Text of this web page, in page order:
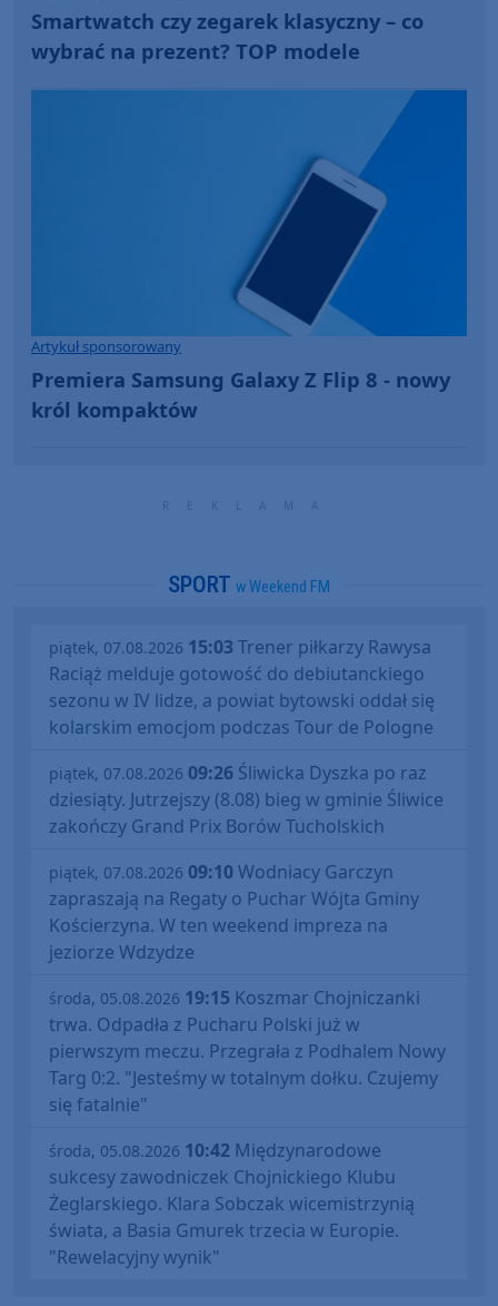
Smartwatch czy zegarek klasyczny – co
wybrać na prezent? TOP modele
Artykuł sponsorowany
Premiera Samsung Galaxy Z Flip 8 - nowy
król kompaktów
SPORT w Weekend FM
piątek, 07.08.2026 15:03Trener piłkarzy Rawysa
Raciąż melduje gotowość do debiutanckiego
sezonu w IV lidze, a powiat bytowski oddał się
kolarskim emocjom podczas Tour de Pologne
piątek, 07.08.2026 09:26 Śliwicka Dyszka po raz
dziesiąty. Jutrzejszy (8.08) bieg w gminie Śliwice
zakończy Grand Prix Borów Tucholskich
piątek, 07.08.2026 09:10Wodniacy Garczyn
zapraszają na Regaty o Puchar Wójta Gminy
Kościerzyna. W ten weekend impreza na
jeziorze Wdzydze
środa, 05.08.2026 19:15 Koszmar Chojniczanki
trwa. Odpadła z Pucharu Polski już w
pierwszym meczu. Przegrała z Podhalem Nowy
Targ 0:2. "Jesteśmy w totalnym dołku. Czujemy
się fatalnie"
środa, 05.08.2026 10:42 Międzynarodowe
sukcesy zawodniczek Chojnickiego Klubu
Żeglarskiego. Klara Sobczak wicemistrzynią
świata, a Basia Gmurek trzecia w Europie.
"Rewelacyjny wynik"